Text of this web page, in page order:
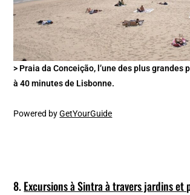
> Praia da Conceição, l’une des plus grandes
à 40 minutes de Lisbonne.
Powered byGetYourGuide
8.Excursions à Sintra à travers jardins et